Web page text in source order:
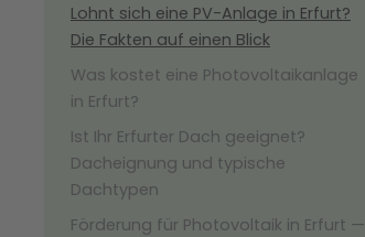
Lohnt sich eine PV-Anlage in Erfurt?
Die Fakten auf einen Blick
Was kostet eine Photovoltaikanlage
in Erfurt?
Ist Ihr Erfurter Dach geeignet?
Dacheignung und typische
Dachtypen
Förderung für Photovoltaik in Erfurt —